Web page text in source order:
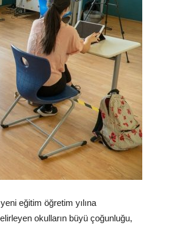
eğitim öğretim yılına
okulların büyü çoğunluğu,